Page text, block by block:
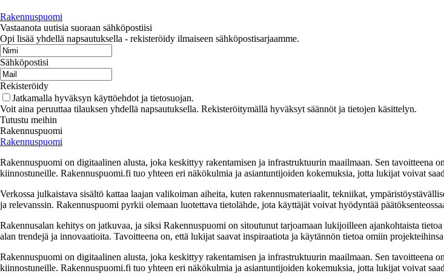
Rakennuspuomi
Vastaanota uutisia suoraan sähköpostiisi
Opi lisää yhdellä napsautuksella - rekisteröidy ilmaiseen sähköpostisarjaamme.
Sähköpostisi
Rekisteröidy
Jatkamalla hyväksyn käyttöehdot ja tietosuojan.
Voit aina peruuttaa tilauksen yhdellä napsautuksella. Rekisteröitymällä hyväksyt säännöt ja tietojen käsittelyn.
Tutustu meihin
Rakennuspuomi
Rakennuspuomi
Rakennuspuomi on digitaalinen alusta, joka keskittyy rakentamisen ja infrastruktuurin maailmaan. Sen tavoitteena
kiinnostuneille. Rakennuspuomi.fi tuo yhteen eri näkökulmia ja asiantuntijoiden kokemuksia, jotta lukijat voivat
Verkossa julkaistava sisältö kattaa laajan valikoiman aiheita, kuten rakennusmateriaalit, tekniikat,
ja relevanssin. Rakennuspuomi pyrkii olemaan luotettava tietolähde, jota käyttäjät voivat hyödyntää
Rakennusalan kehitys on jatkuvaa, ja siksi Rakennuspuomi on sitoutunut tarjoamaan lukijoilleen ajankohtaista
alan trendejä ja innovaatioita. Tavoitteena on, että lukijat saavat inspiraatiota ja käytännön tietoa omiin
Rakennuspuomi on digitaalinen alusta, joka keskittyy rakentamisen ja infrastruktuurin maailmaan. Sen tavoitteena
kiinnostuneille. Rakennuspuomi.fi tuo yhteen eri näkökulmia ja asiantuntijoiden kokemuksia, jotta lukijat voivat